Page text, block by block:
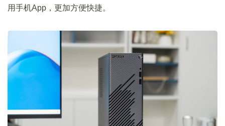
用手机App，更加方便快捷。